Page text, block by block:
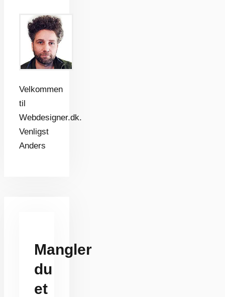
Velkommen
til
Webdesigner.dk.
Venligst
Anders
Mangler
du
et